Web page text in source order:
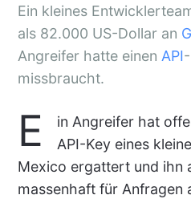
Ein kleines
als 82.000 US-Dollar an
Angreifer hatte einen API
missbraucht.
E
in Angreifer hat
API-Key eines
Mexico ergattert und ihn
massenhaft für Anfragen